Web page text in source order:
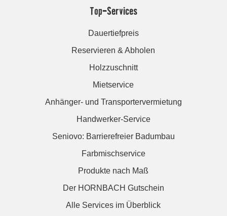
Top-Services
Dauertiefpreis
Reservieren & Abholen
Holzzuschnitt
Mietservice
Anhänger- und Transportervermietung
Handwerker-Service
Seniovo: Barrierefreier Badumbau
Farbmischservice
Produkte nach Maß
Der HORNBACH Gutschein
Alle Services im Überblick